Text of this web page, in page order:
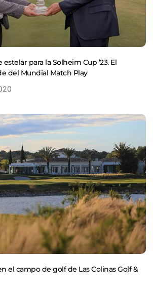
para la Solheim Cup ’23. El
del Mundial Match Play
el campo de golf de Las Colinas Golf &